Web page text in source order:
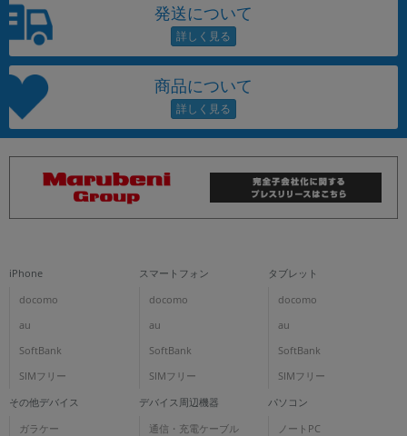
発送について
商品について
iPhone
docomo
au
SoftBank
SIMフリー
スマートフォン
docomo
au
SoftBank
SIMフリー
タブレット
docomo
au
SoftBank
SIMフリー
その他デバイス
ガラケー
デバイス周辺機器
通信・充電ケーブル
パソコン
ノートPC